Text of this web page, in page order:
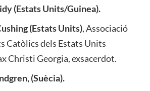
(Estats Units/Guinea).
(Estats Units), Associació
Catòlics dels Estats Units
Christi Georgia, exsacerdot.
(Suècia).